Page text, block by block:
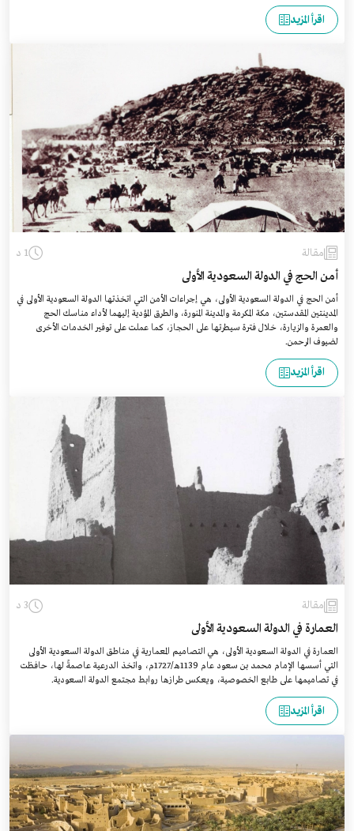
اقرأ المزيد
مقالة 1 د
أمن الحج في الدولة السعودية الأولى
أمن الحج في الدولة السعودية الأولى، هي إجراءات الأمن التي اتخذتها الدولة السعودية الأولى في
المدينتين المقدستين، مكة المكرمة والمدينة المنورة، والطرق المؤدية إليهما لأداء مناسك الحج
والعمرة والزيارة، خلال فترة سيطرتها على الحجاز، كما عملت على توفير الخدمات الأخرى
لضيوف الرحمن.
اقرأ المزيد
مقالة 3 د
العمارة في الدولة السعودية الأولى
العمارة في الدولة السعودية الأولى، هي التصاميم المعمارية في مناطق الدولة السعودية الأولى
التي أسسها الإمام محمد بن سعود عام 1139هـ/1727م، واتخذ الدرعية عاصمةً لها، حافظت
في تصاميمها على طابع الخصوصية، ويعكس طرازها روابط مجتمع الدولة السعودية.
اقرأ المزيد